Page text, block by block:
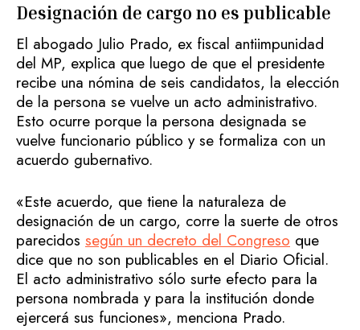
Designación de cargo no es publicable
El abogado Julio Prado, ex fiscal antiimpunidad
del MP, explica que luego de que el presidente
recibe una nómina de seis candidatos, la elección
de la persona se vuelve un acto administrativo.
Esto ocurre porque la persona designada se
vuelve funcionario público y se formaliza con un
acuerdo gubernativo.
«Este acuerdo, que tiene la naturaleza de
designación de un cargo, corre la suerte de otros
parecidos según un decreto del Congreso que
dice que no son publicables en el Diario Oficial.
El acto administrativo sólo surte efecto para la
persona nombrada y para la institución donde
ejercerá sus funciones», menciona Prado.